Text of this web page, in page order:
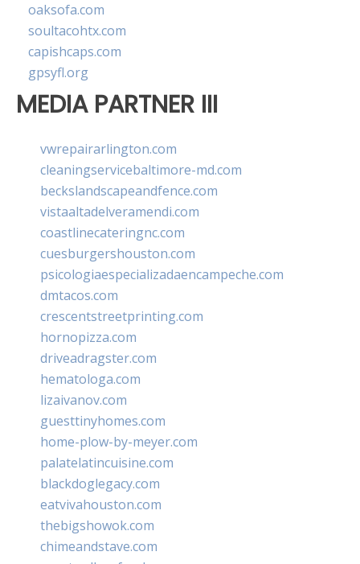
oaksofa.com
soultacohtx.com
capishcaps.com
gpsyfl.org
MEDIA PARTNER III
vwrepairarlington.com
cleaningservicebaltimore-md.com
beckslandscapeandfence.com
vistaaltadelveramendi.com
coastlinecateringnc.com
cuesburgershouston.com
psicologiaespecializadaencampeche.com
dmtacos.com
crescentstreetprinting.com
hornopizza.com
driveadragster.com
hematologa.com
lizaivanov.com
guesttinyhomes.com
home-plow-by-meyer.com
palatelatincuisine.com
blackdoglegacy.com
eatvivahouston.com
thebigshowok.com
chimeandstave.com